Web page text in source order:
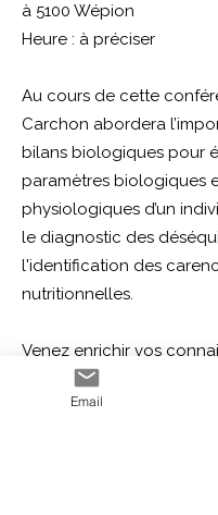
à 5100 Wépion
Heure : à préciser
Au cours de cette
Carchon abordera
bilans biologiques pour
paramètres biologiques
physiologiques d’un
le diagnostic des
l'identification des
nutritionnelles.
Venez enrichir vos
formez-vous auprès
dans le domaine !
Email